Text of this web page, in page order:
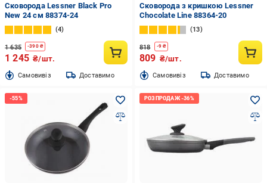
Сковорода Lessner Black Pro
New 24 см 88374-24
4
1 635 -390₴
1 245 ₴/шт.
Cамовивіз Доставимо
Сковорода з кришкою Lessner
Chocolate Line 88364-20
13
818 -9₴
809 ₴/шт.
Cамовивіз Доставимо